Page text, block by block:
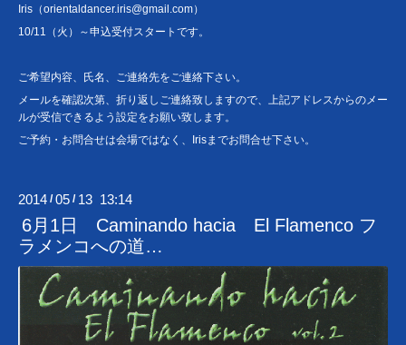
Iris（orientaldancer.iris@gmail.com）
10/11（火）～申込受付スタートです。
ご希望内容、氏名、ご連絡先をご連絡下さい。
メールを確認次第、折り返しご連絡致しますので、上記アドレスからのメー
ルが受信できるよう設定をお願い致します。
ご予約・お問合せは会場ではなく、Irisまでお問合せ下さい。
2014 /05 / 13 13:14
6月1日 Caminando hacia El Flamenco フ
ラメンコへの道…